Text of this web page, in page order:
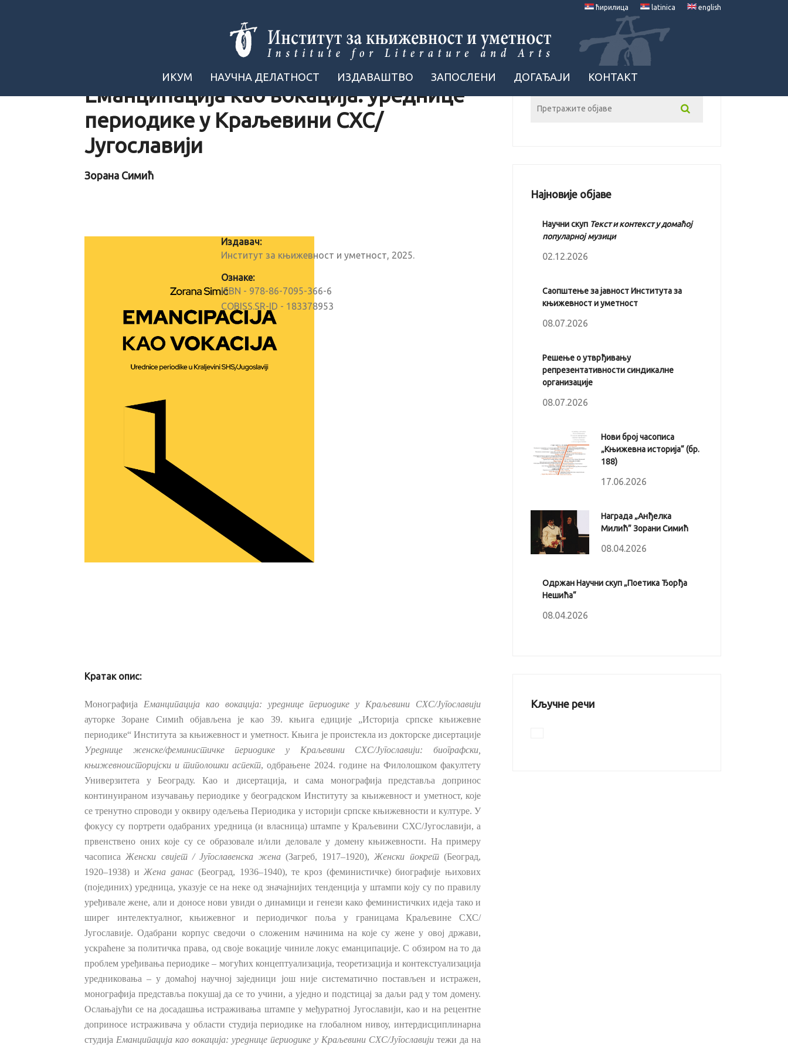
ћирилица latinica english
ИКУМ НАУЧНА ДЕЛАТНОСТ ИЗДАВАШТВО ЗАПОСЛЕНИ ДОГАЂАЈИ КОНТАКТ
Еманципација као вокација: уреднице
периодике у Краљевини СХС/
Југославији
Зорана Симић
Издавач:
Институт за књижевност и уметност, 2025.
Ознаке:
ISBN - 978-86-7095-366-6
COBISS.SR-ID - 183378953
Кратак опис:
Монографија Еманципација као вокација: уреднице периодике у Краљевини СХС/Југославији
ауторке Зоране Симић објављена је као 39. књига едиције „Историја српске књижевне
периодике“ Института за књижевност и уметност. Књига је проистекла из докторске дисертације
Уреднице женске/феминистичке периодике у Краљевини СХС/Југославији: биографски,
књижевноисторијски и типолошки аспект, одбрањене 2024. године на Филолошком факултету
Универзитета у Београду. Као и дисертација, и сама монографија представља допринос
континуираном изучавању периодике у београдском Институту за књижевност и уметност, које
се тренутно спроводи у оквиру одељења Периодика у историји српске књижевности и културе. У
фокусу су портрети одабраних уредница (и власница) штампе у Краљевини СХС/Југославији, а
првенствено оних које су се образовале и/или деловале у домену књижевности. На примеру
часописа Женски свијет / Југославенска жена(Загреб, 1917–1920), Женски покрет(Београд,
1920–1938) и Жена данас (Београд, 1936–1940), те кроз (феминистичке) биографије њихових
(појединих) уредница, указује се на неке од значајнијих тенденција у штампи коју су по правилу
уређивале жене, али и доносе нови увиди о динамици и генези како феминистичких идеја тако и
ширег интелектуалног, књижевног и периодичког поља у границама Краљевине СХС/
Југославије. Одабрани корпус сведочи о сложеним начинима на које су жене у овој држави,
ускраћене за политичка права, од своје вокације чиниле локус еманципације. С обзиром на то да
проблем уређивања периодике – могућих концептуализација, теоретизација и контекстуализација
уредниковања – у домаћој научној заједници још није систематично постављен и истражен,
монографија представља покушај да се то учини, а уједно и подстицај за даљи рад у том домену.
Ослањајући се на досадашња истраживања штампе у међуратној Југославији, као и на рецентне
доприносе истраживача у области студија периодике на глобалном нивоу, интердисциплинарна
студија Еманципација као вокација: уреднице периодике у Краљевини СХС/Југославији тежи да на
Најновије објаве
Научни скуп Текст и контекст у домаћој
популарној музици
02.12.2026
Саопштење за јавност Института за
књижевност и уметност
08.07.2026
Решење о утврђивању
репрезентативности синдикалне
организације
08.07.2026
Нови број часописа
„Књижевна историја“ (бр.
188)
17.06.2026
Награда „Анђелка
Милић” Зорани Симић
08.04.2026
Одржан Научни скуп „Поетика Ђорђа
Нешића“
08.04.2026
Кључне речи